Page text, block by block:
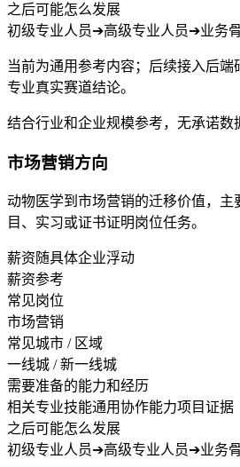
之后可能怎么发展
初级专业人员➔高级专业人员➔业务
当前为通用参考内容；后续接入后端
专业真实赛道结论。
结合行业和企业规模参考，无承诺数
市场营销方向
动物医学到市场营销的迁移价值，主
目、实习或证书证明岗位任务。
薪资随具体企业浮动
薪资参考
常见岗位
市场营销
常见城市 / 区域
一线城 / 新一线城
需要准备的能力和经历
相关专业技能通用协作能力项目证据
之后可能怎么发展
初级专业人员➔高级专业人员➔业务